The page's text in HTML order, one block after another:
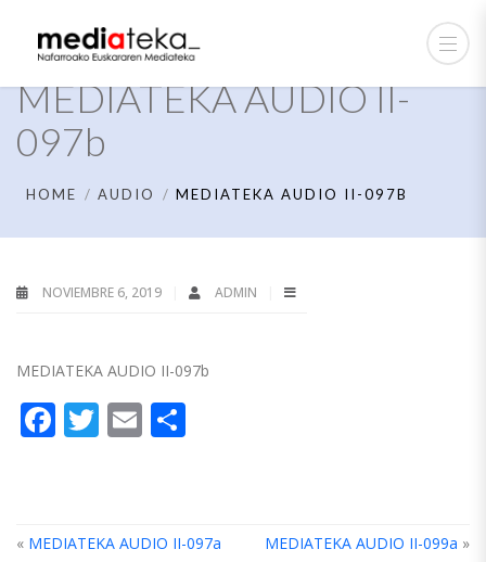
MEDIATEKA AUDIO II-
097b
HOME AUDIO MEDIATEKA AUDIO II-097B
NOVIEMBRE 6, 2019 ADMIN
MEDIATEKA AUDIO II-097b
Facebook
Twitter
Email
« MEDIATEKA AUDIO II-097a MEDIATEKA AUDIO II-099a »